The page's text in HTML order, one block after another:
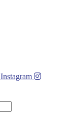
Instagram